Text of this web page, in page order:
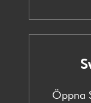
Öppna